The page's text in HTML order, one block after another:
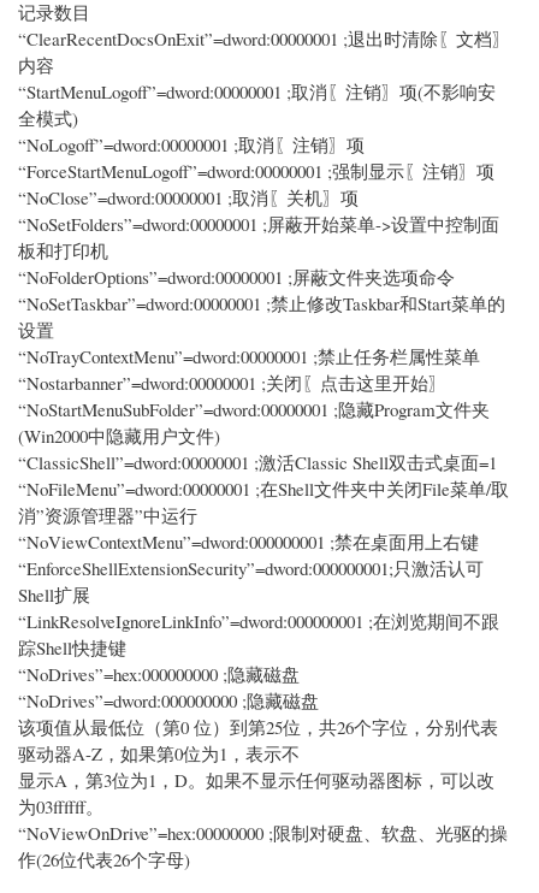
记录数目
“ClearRecentDocsOnExit”=dword:00000001 ;退出时清除〖文档〗
内容
“StartMenuLogoff”=dword:00000001 ;取消〖注销〗项(不影响安
全模式)
“NoLogoff”=dword:00000001 ;取消〖注销〗项
“ForceStartMenuLogoff”=dword:00000001 ;强制显示〖注销〗项
“NoClose”=dword:00000001 ;取消〖关机〗项
“NoSetFolders”=dword:00000001 ;屏蔽开始菜单->设置中控制面
板和打印机
“NoFolderOptions”=dword:00000001 ;屏蔽文件夹选项命令
“NoSetTaskbar”=dword:00000001 ;禁止修改Taskbar和Start菜单的
设置
“NoTrayContextMenu”=dword:00000001 ;禁止任务栏属性菜单
“Nostarbanner”=dword:00000001 ;关闭〖点击这里开始〗
“NoStartMenuSubFolder”=dword:00000001 ;隐藏Program文件夹
(Win2000中隐藏用户文件)
“ClassicShell”=dword:00000001 ;激活Classic Shell双击式桌面=1
“NoFileMenu”=dword:00000001 ;在Shell文件夹中关闭File菜单/取
消”资源管理器”中运行
“NoViewContextMenu”=dword:000000001 ;禁在桌面用上右键
“EnforceShellExtensionSecurity”=dword:000000001;只激活认可
Shell扩展
“LinkResolveIgnoreLinkInfo”=dword:000000001 ;在浏览期间不跟
踪Shell快捷键
“NoDrives”=hex:000000000 ;隐藏磁盘
“NoDrives”=dword:000000000 ;隐藏磁盘
该项值从最低位（第0 位）到第25位，共26个字位，分别代表
驱动器A-Z，如果第0位为1，表示不
显示A，第3位为1，D。如果不显示任何驱动器图标，可以改
为03ffffff。
“NoViewOnDrive”=hex:00000000 ;限制对硬盘、软盘、光驱的操
作(26位代表26个字母)